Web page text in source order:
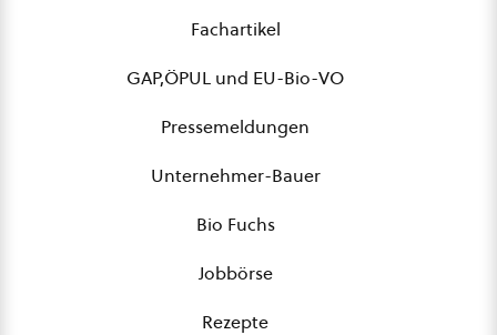
Fachartikel
GAP,ÖPUL und EU-Bio-VO
Pressemeldungen
Unternehmer-Bauer
Bio Fuchs
Jobbörse
Rezepte